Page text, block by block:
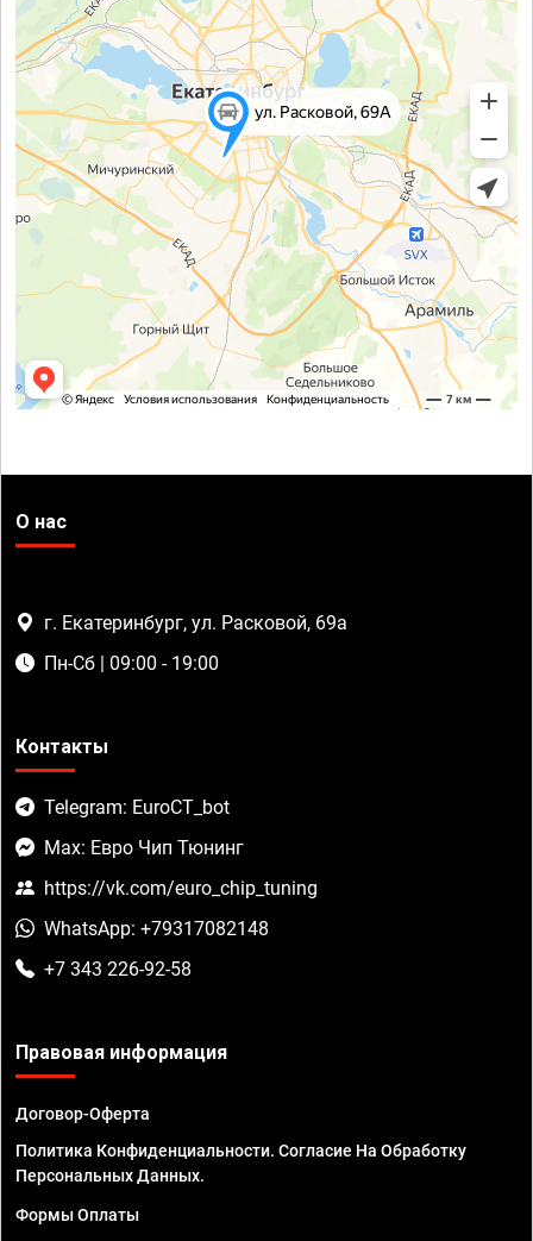
О нас
г. Екатеринбург, ул. Расковой, 69а
Пн-Сб | 09:00 - 19:00
Контакты
Telegram: EuroCT_bot
Max: Евро Чип Тюнинг
https://vk.com/euro_chip_tuning
WhatsApp: +79317082148
+7 343 226-92-58
Правовая информация
Договор-Оферта
Политика Конфиденциальности. Согласие На Обработку
Персональных Данных.
Формы Оплаты